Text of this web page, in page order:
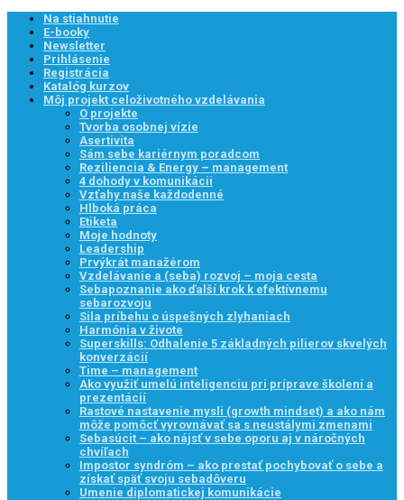
Na stiahnutie
E-booky
Newsletter
Prihlásenie
Registrácia
Katalóg kurzov
Môj projekt celoživotného vzdelávania
O projekte
Tvorba osobnej vízie
Asertivita
Sám sebe kariérnym poradcom
Reziliencia & Energy – management
4 dohody v komunikácii
Vzťahy naše každodenné
Hlboká práca
Etiketa
Moje hodnoty
Leadership
Prvýkrát manažérom
Vzdelávanie a (seba) rozvoj – moja cesta
Sebapoznanie ako ďalší krok k efektívnemu
sebarozvoju
Sila príbehu o úspešných zlyhaniach
Harmónia v živote
Superskills: Odhalenie 5 základných pilierov skvelých
konverzácií
Time – management
Ako využiť umelú inteligenciu pri príprave školení a
prezentácií
Rastové nastavenie mysli (growth mindset) a ako nám
môže pomôcť vyrovnávať sa s neustálymi zmenami
Sebasúcit – ako nájsť v sebe oporu aj v náročných
chvíľach
Impostor syndróm – ako prestať pochybovať o sebe a
získať späť svoju sebadôveru
Umenie diplomatickej komunikácie